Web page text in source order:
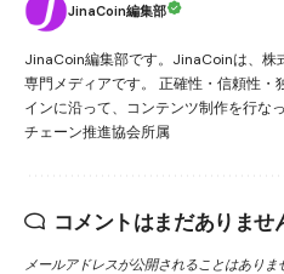
JinaCoin編集部
JinaCoin編集部です。JinaCoinは、株
専門メディアです。 正確性・信頼性・
インに沿って、コンテンツ制作を行な
チェーン推進協会所属
コメントはまだありませ
メールアドレスが公開されることはありま